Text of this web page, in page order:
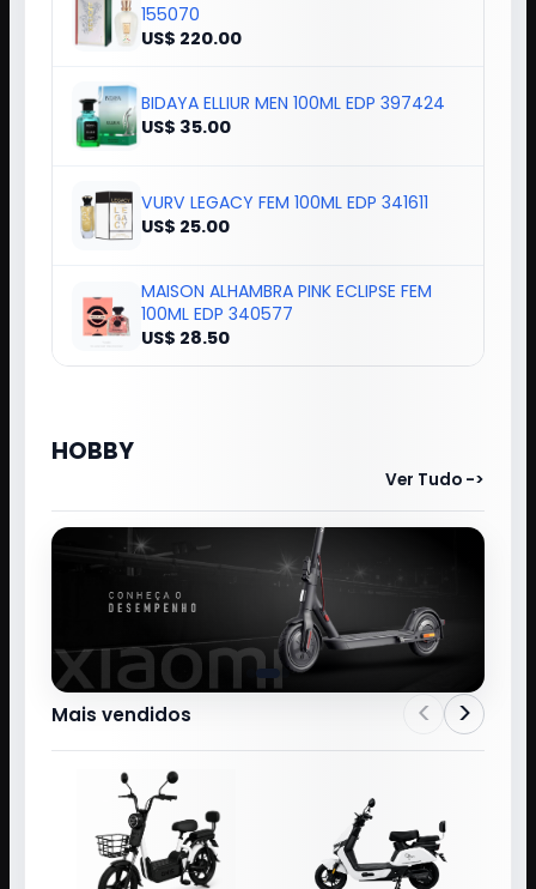
155070
US$ 220.00
BIDAYA ELLIUR MEN 100ML EDP 397424
US$ 35.00
VURV LEGACY FEM 100ML EDP 341611
US$ 25.00
MAISON ALHAMBRA PINK ECLIPSE FEM
100ML EDP 340577
US$ 28.50
HOBBY
Ver Tudo ->
Mais vendidos < >